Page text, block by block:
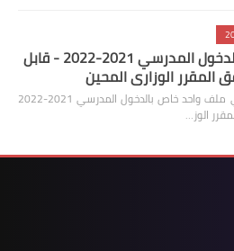
ملف وثائق الدخول المدرسي 2021-2022 - قابل
المقرر الوزاري المحين
جديد : 26 وثيقة قابلة للتعديل في ملف واحد خاص بالدخول المدرسي 2021-2022
الوز…